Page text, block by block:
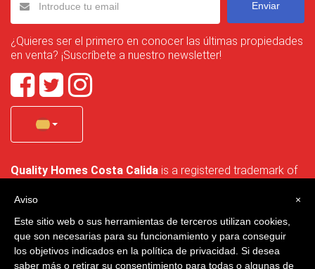
Enviar
¿Quieres ser el primero en conocer las últimas propiedades
en venta? ¡Suscríbete a nuestro newsletter!
Quality Homes Costa Calida is a registered trademark of
no. B-30750053 and address: Bella Luz 07-05, 30389 La
×
Aviso
Este sitio web o sus herramientas de terceros utilizan cookies,
que son necesarias para su funcionamiento y para conseguir
los objetivos indicados en la política de privacidad. Si desea
saber más o retirar su consentimiento para todas o algunas de